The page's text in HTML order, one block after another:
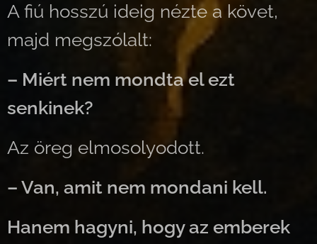
A fiú hosszú ideig nézte a követ,
majd megszólalt:
– Miért nem mondta el ezt
senkinek?
Az öreg elmosolyodott.
– Van, amit nem mondani kell.
Hanem hagyni, hogy az emberek